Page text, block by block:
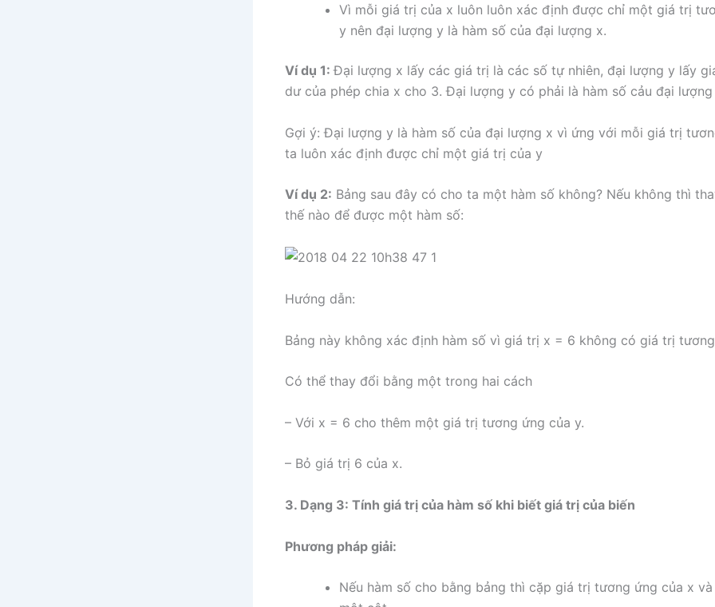
Vì mỗi giá trị của x luôn luôn xác định được chỉ một giá trị
y nên đại lượng y là hàm số của đại lượng x.
Ví dụ 1:Đại lượng x lấy các giá trị là các số tự nhiên, đại lượng y lấy
dư của phép chia x cho 3. Đại lượng y có phải là hàm số cảu đại
Gợi ý: Đại lượng y là hàm số của đại lượng x vì ứng với mỗi giá trị
ta luôn xác định được chỉ một giá trị của y
Ví dụ 2: Bảng sau đây có cho ta một hàm số không? Nếu không thì
thế nào để được một hàm số:
Hướng dẫn:
Bảng này không xác định hàm số vì giá trị x = 6 không có giá trị
Có thể thay đổi bằng một trong hai cách
– Với x = 6 cho thêm một giá trị tương ứng của y.
– Bỏ giá trị 6 của x.
3. Dạng 3: Tính giá trị của hàm số khi biết giá trị của biến
Phương pháp giải:
Nếu hàm số cho bằng bảng thì cặp giá trị tương ứng của x